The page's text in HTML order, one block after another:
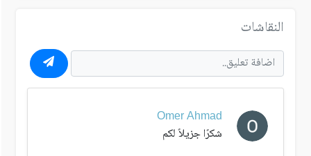
النقاشات
Omer Ahmad
شكرًا جزيلاً لكم